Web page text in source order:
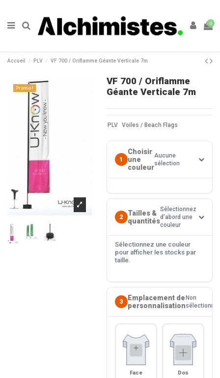
0
Accueil PLV VF 700 / Oriflamme Géante Verticale 7m
Promo !
VF 700 / Oriflamme
Géante Verticale 7m
PLV Voiles / Beach Flags
1
Choisir
une
couleur
Aucune
sélection
2
Tailles &
quantités
Sélectionnez
d'abord une
couleur
Sélectionnez une couleur
pour afficher les stocks par
taille.
3
Emplacement de
personnalisation
Non
sélectionné
Face Dos